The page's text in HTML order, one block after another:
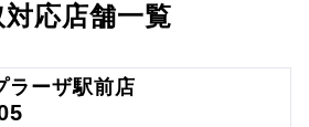
対応店舗一覧
ラーザ駅前店